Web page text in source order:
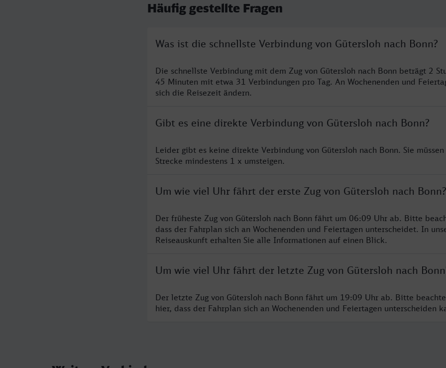
Häufig gestellte Fragen
Was ist die schnellste Verbindung von Gütersloh nach Bonn?
Die schnellste Verbindung mit dem Zug von Gütersloh nach Bonn beträgt 2
45 Minuten mit etwa 31 Verbindungen pro Tag. An Wochenenden und
sich die Reisezeit ändern.
Gibt es eine direkte Verbindung von Gütersloh nach Bonn?
Leider gibt es keine direkte Verbindung von Gütersloh nach Bonn. Sie
Strecke mindestens 1 x umsteigen.
Um wie viel Uhr fährt der erste Zug von Gütersloh nach Bonn?
Der früheste Zug von Gütersloh nach Bonn fährt um 06:09 Uhr ab. Bitte
dass der Fahrplan sich an Wochenenden und Feiertagen unterscheidet. In
Reiseauskunft erhalten Sie alle Informationen auf einen Blick.
Um wie viel Uhr fährt der letzte Zug von Gütersloh nach
Der letzte Zug von Gütersloh nach Bonn fährt um 19:09 Uhr ab. Bitte
hier, dass der Fahrplan sich an Wochenenden und Feiertagen unterscheiden